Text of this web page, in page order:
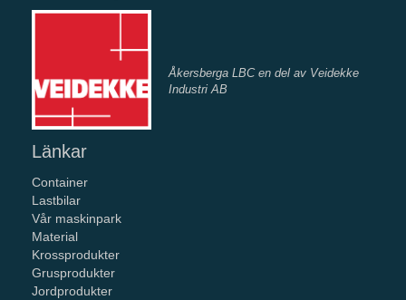
Åkersberga LBC en del av Veidekke
Industri AB
Länkar
Container
Lastbilar
Vår maskinpark
Material
Krossprodukter
Grusprodukter
Jordprodukter